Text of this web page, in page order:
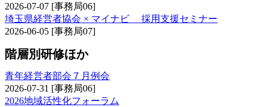
2026-07-07 [事務局06]
埼玉県経営者協会 × マイナビ 採用支援セミナー
2026-06-05 [事務局07]
階層別研修ほか
青年経営者部会７月例会
2026-07-31 [事務局06]
2026地域活性化フォーラム